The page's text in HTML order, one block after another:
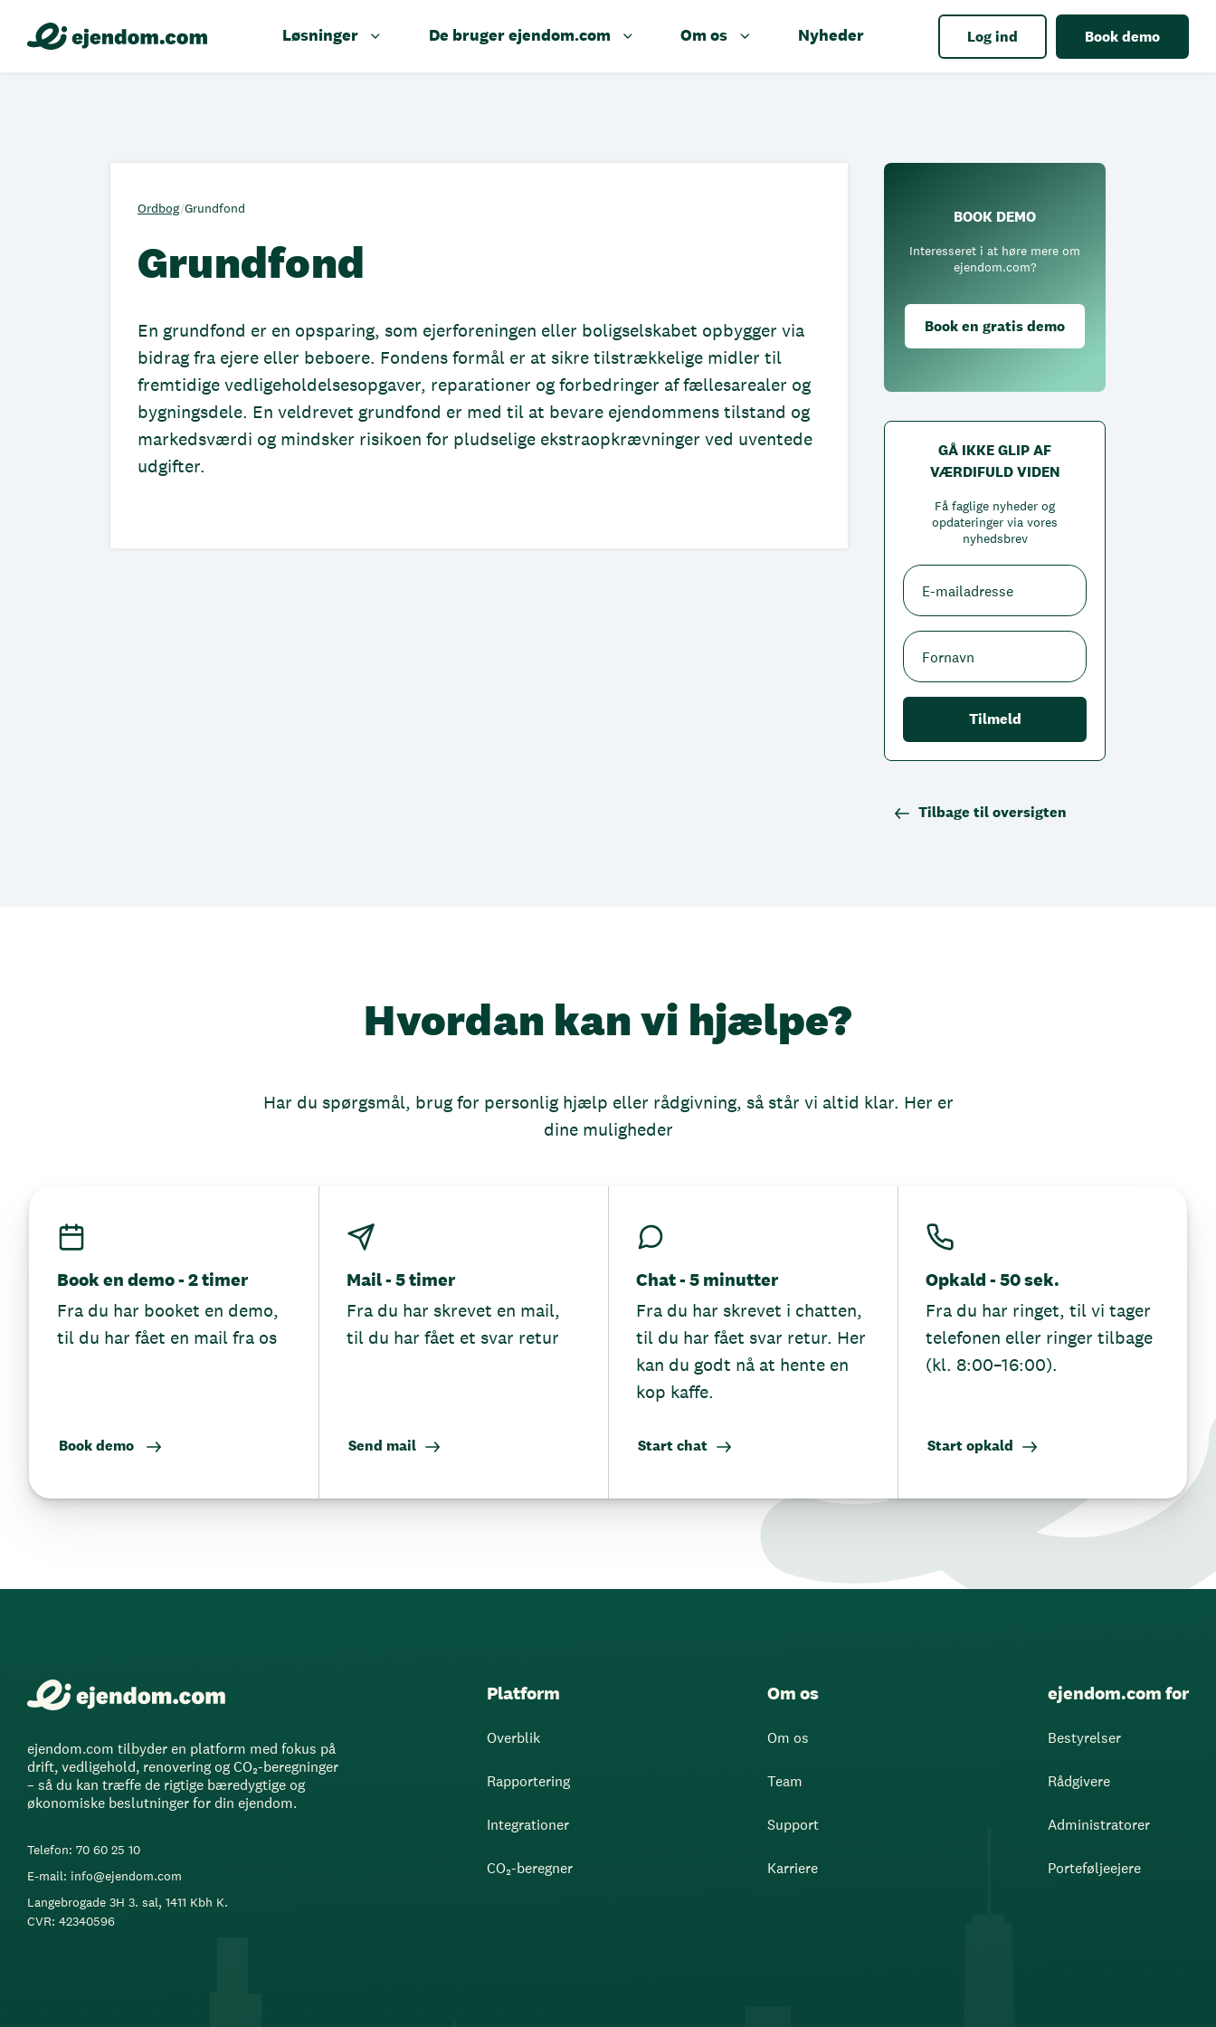
Løsninger De bruger ejendom.com Om os Nyheder Log ind Book demo
Ordbog/Grundfond
Grundfond
En grundfond er en opsparing, som ejerforeningen eller boligselskabet opbygger via
bidrag fra ejere eller beboere. Fondens formål er at sikre tilstrækkelige midler til
fremtidige vedligeholdelsesopgaver, reparationer og forbedringer af fællesarealer og
bygningsdele. En veldrevet grundfond er med til at bevare ejendommens tilstand og
markedsværdi og mindsker risikoen for pludselige ekstraopkrævninger ved uventede
udgifter.
BOOK DEMO
Interesseret i at høre mere om
ejendom.com?
Book en gratis demo
GÅ IKKE GLIP AF
VÆRDIFULD VIDEN
Få faglige nyheder og
opdateringer via vores
nyhedsbrev
Tilbage til oversigten
Hvordan kan vi hjælpe?
Har du spørgsmål, brug for personlig hjælp eller rådgivning, så står vi altid klar. Her er
dine muligheder
Book en demo - 2 timer
Fra du har booket en demo,
til du har fået en mail fra os
Book demo
Mail - 5 timer
Fra du har skrevet en mail,
til du har fået et svar retur
Send mail
Chat - 5 minutter
Fra du har skrevet i chatten,
til du har fået svar retur. Her
kan du godt nå at hente en
kop kaffe.
Start chat
Opkald - 50 sek.
Fra du har ringet, til vi tager
telefonen eller ringer tilbage
(kl. 8:00–16:00).
Start opkald
ejendom.com tilbyder en platform med fokus på
drift, vedligehold, renovering og CO₂-beregninger
– så du kan træffe de rigtige bæredygtige og
økonomiske beslutninger for din ejendom.
Telefon: 70 60 25 10
E-mail: info@ejendom.com
Langebrogade 3H 3. sal, 1411 Kbh K.
CVR: 42340596
Platform
Overblik
Rapportering
Integrationer
CO₂-beregner
Om os
Om os
Team
Support
Karriere
ejendom.com for
Bestyrelser
Rådgivere
Administratorer
Porteføljeejere